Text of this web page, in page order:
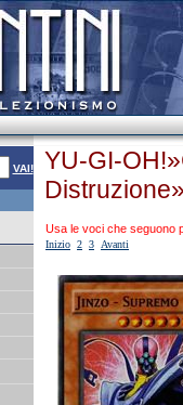
VAI!
YU-GI-
Usa le voci che seguono
Inizio 2 3 Avanti